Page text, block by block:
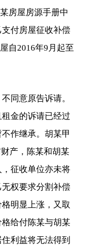
房屋房源手册中
付房屋征收补偿
自2016年9月起至
同意原告诉请。
金的诉请已经过
作继承。胡某甲
产，陈某和胡某
征收单位亦未将
权要求分割补偿
明显上涨，又取
给付陈某与胡某
利益将无法得到